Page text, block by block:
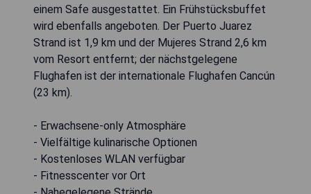
einem Safe ausgestattet. Ein Frühstücksbuffet
wird ebenfalls angeboten. Der Puerto Juarez
Strand ist 1,9 km und der Mujeres Strand 2,6 km
vom Resort entfernt; der nächstgelegene
Flughafen ist der internationale Flughafen Cancún
(23 km).
- Erwachsene-only Atmosphäre
- Vielfältige kulinarische Optionen
- Kostenloses WLAN verfügbar
- Fitnesscenter vor Ort